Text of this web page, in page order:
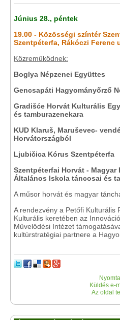
Június 28., péntek
19.00 - Közösségi színtér
Szentpéterfa, Rákóczi Ferenc
Közreműködnek:
Boglya Népzenei Együttes
Gencsapáti Hagyományőrző
Gradišće Horvát Kulturális
és tamburazenekara
KUD Klaruš, Maruševec-
Horvátországból
Ljubičica Kórus Szentpéterfa
Szentpéterfai Horvát - Magyar
Általános Iskola táncosai és
A műsor horvát és magyar
A rendezvény a Petőfi Kulturális
Kulturális keretében az
Művelődési Intézet
kultúrstratégiai partnere a
Küldés e-
Az oldal